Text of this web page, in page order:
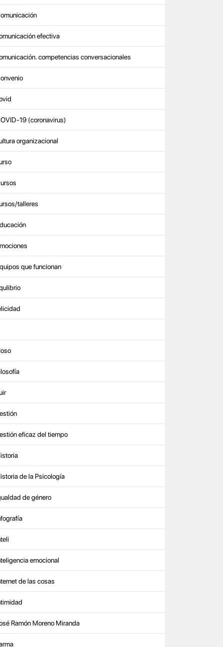
efectiva
competencias conversacionales
19 (coronavirus)
organizacional
talleres
que funcionan
eficaz del tiempo
de la Psicología
de género
emocional
de las cosas
Ramón Moreno Miranda